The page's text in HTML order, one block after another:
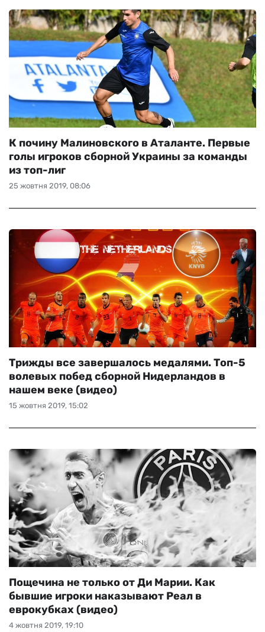
25 жовтня 2019, 08:06
К почину Малиновского в Аталанте. Первые
голы игроков сборной Украины за команды
из топ-лиг
15 жовтня 2019, 15:02
Трижды все завершалось медалями. Топ-5
волевых побед сборной Нидерландов в
нашем веке (видео)
4 жовтня 2019, 19:10
Пощечина не только от Ди Марии. Как
бывшие игроки наказывают Реал в
еврокубках (видео)